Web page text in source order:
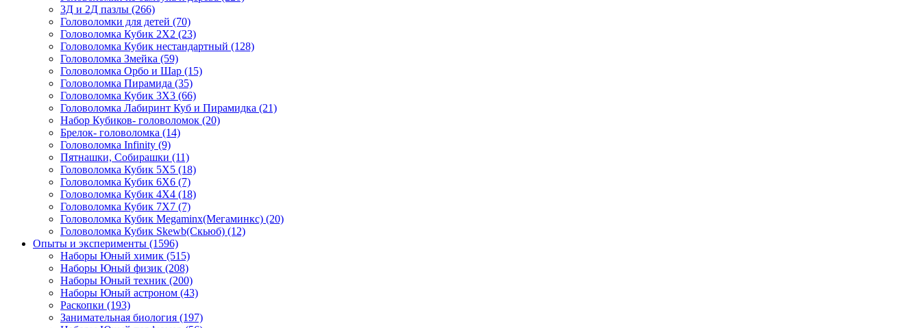
3Д и 2Д пазлы (266)
Головоломки для детей (70)
Головоломка Кубик 2Х2 (23)
Головоломка Кубик нестандартный (128)
Головоломка Змейка (59)
Головоломка Орбо и Шар (15)
Головоломка Пирамида (35)
Головоломка Кубик 3Х3 (66)
Головоломка Лабиринт Куб и Пирамидка (21)
Набор Кубиков- головоломок (20)
Брелок- головоломка (14)
Головоломка Infinity (9)
Пятнашки, Собирашки (11)
Головоломка Кубик 5Х5 (18)
Головоломка Кубик 6Х6 (7)
Головоломка Кубик 4Х4 (18)
Головоломка Кубик 7Х7 (7)
Головоломка Кубик Megaminx(Мегаминкс) (20)
Головоломка Кубик Skewb(Скьюб) (12)
Опыты и эксперименты (1596)
Наборы Юный химик (515)
Наборы Юный физик (208)
Наборы Юный техник (200)
Наборы Юный астроном (43)
Раскопки (193)
Занимательная биология (197)